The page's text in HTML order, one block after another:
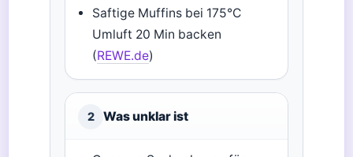
Saftige Muffins bei 175°C
Umluft 20 Min backen
(REWE.de)
2 Was unklar ist